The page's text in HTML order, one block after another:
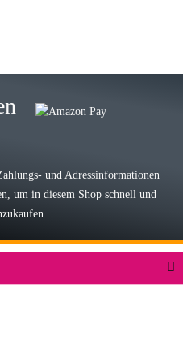
Lieferung, man kann bedenkenlos
Der Koffer macht einen sehr soliden
und Adressinformationen
um in diesem Shop schnell und